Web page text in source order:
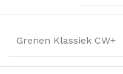
Grenen Klassiek CW+